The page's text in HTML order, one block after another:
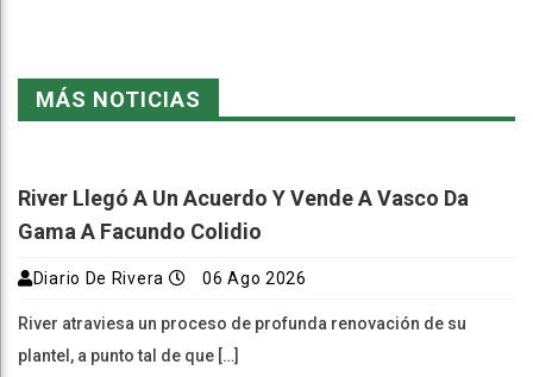
MÁS NOTICIAS
River Llegó A Un Acuerdo Y Vende A Vasco Da
Gama A Facundo Colidio
Diario De Rivera 06 Ago 2026
River atraviesa un proceso de profunda renovación de su
plantel, a punto tal de que […]